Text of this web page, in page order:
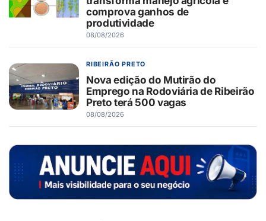
comprova ganhos de
produtividade
08/08/2026
RIBEIRÃO PRETO
Nova edição do Mutirão do
Emprego na Rodoviária de Ribeirão
Preto terá 500 vagas
08/08/2026